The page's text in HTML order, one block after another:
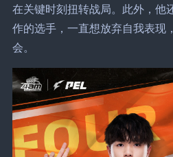
在关键时刻扭转战局。此外，他
作的选手，一直想放弃自我表现
会。